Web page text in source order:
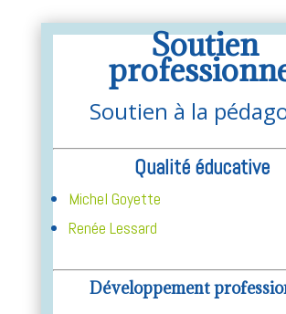
Soutien
Soutien à la
Qualité éducative
Michel Goyette
Renée Lessard
Développement